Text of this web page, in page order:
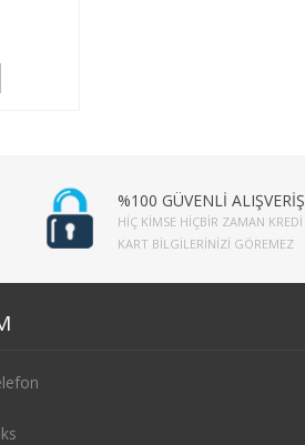
%100 GÜVENLİ ALIŞVERİŞ
HIÇ KIMSE HIÇBIR ZAMAN KREDI
KART BILGILERINIZI GÖREMEZ